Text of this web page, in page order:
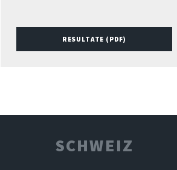
RESULTATE (PDF)
SCHWEIZ